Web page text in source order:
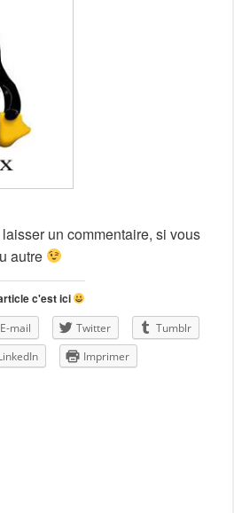
un commentaire, si vous
autre
c'est ici
E-mail Twitter
Tumblr
Imprimer